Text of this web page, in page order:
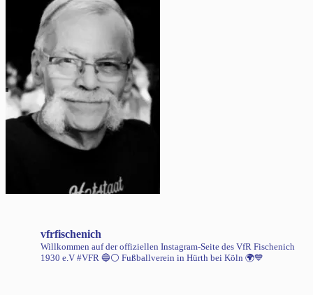
vfrfischenich
Willkommen auf der offiziellen Instagram-Seite des VfR Fischenich
1930 e.V #VFR 🔵⚪️ Fußballverein in Hürth bei Köln 🌍💙